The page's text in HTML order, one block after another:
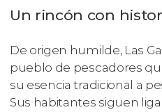
Un rincón con
De origen humilde, Las
pueblo de pescadores
su esencia tradicional a
Sus habitantes siguen